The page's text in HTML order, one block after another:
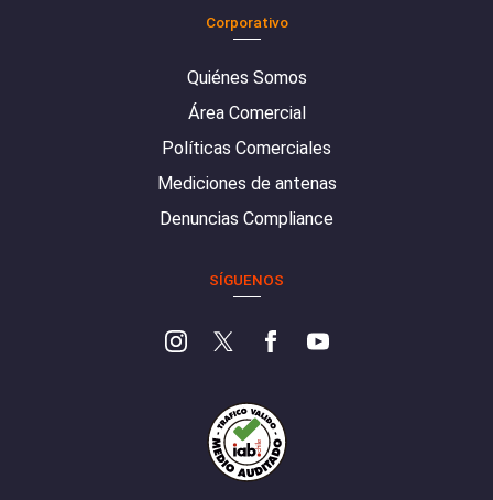
Corporativo
Quiénes Somos
Área Comercial
Políticas Comerciales
Mediciones de antenas
Denuncias Compliance
SÍGUENOS